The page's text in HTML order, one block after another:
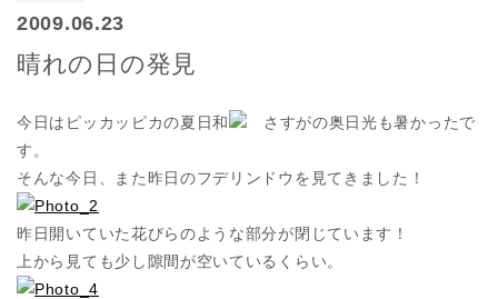
2009.06.23
晴れの日の発見
今日はピッカッピカの夏日和
さすがの奥日光も暑かったで
す。
そんな今日、また昨日のフデリンドウを見てきました！
昨日開いていた花びらのような部分が閉じています！
上から見ても少し隙間が空いているくらい。